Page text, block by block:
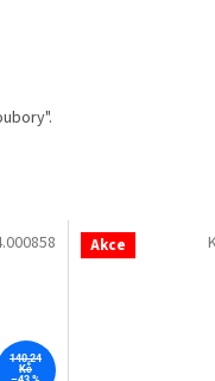
140,24
Kč
Akce